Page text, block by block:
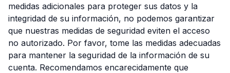
medidas adicionales para proteger sus datos y la
integridad de su información, no podemos garantizar
que nuestras medidas de seguridad eviten el acceso
no autorizado. Por favor, tome las medidas adecuadas
para mantener la seguridad de la información de su
cuenta. Recomendamos encarecidamente que